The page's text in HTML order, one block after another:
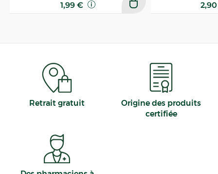
1,99 €
Retrait gratuit
Origine des produits
certifiée